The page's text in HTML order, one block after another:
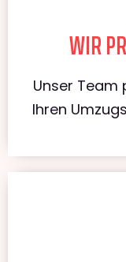
WIR
Unser Team
Ihren